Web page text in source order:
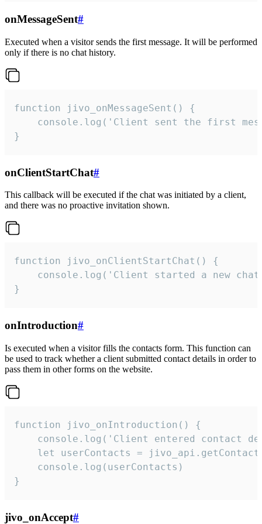
onMessageSent#
Executed when a visitor sends the first message. It will be performed
only if there is no chat history.
function jivo_onMessageSent() {
console.log('Client sent the first
}
onClientStartChat#
This callback will be executed if the chat was initiated by a client,
and there was no proactive invitation shown.
function jivo_onClientStartChat() {
console.log('Client started a new
}
onIntroduction#
Is executed when a visitor fills the contacts form. This function can
be used to track whether a client submitted contact details in order to
pass them in other forms on the website.
function jivo_onIntroduction() {
console.log('Client entered contact
let userContacts =
    console.log(userContacts)
}
jivo_onAccept#